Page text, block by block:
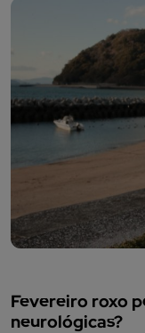
Fevereiro roxo
neurológicas?